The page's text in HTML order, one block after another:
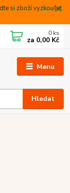
si zboží vyzkoušet.
Menu
Hledat
0 ks
za 0,00 Kč